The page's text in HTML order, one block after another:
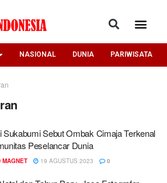
NASIONAL DUNIA PARIWISATA
Sukabumi Sebut Ombak Cimaja Terkenal
Peselancar Dunia
MAGNET 19 AGUSTUS 2023 0